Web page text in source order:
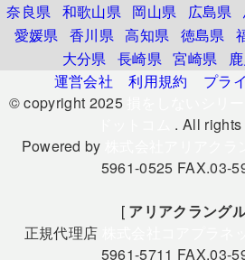
奈良県 和歌山県 岡山県 広島県
愛媛県 香川県 高知県 徳島県
大分県 長崎県 宮崎県
運営会社
利用規約
プラ
© copyright 2025
. All
Powered by
5961-0525 FAX.03-
[ アリアクラング
正規代理店
5961-5711 FAX.03-